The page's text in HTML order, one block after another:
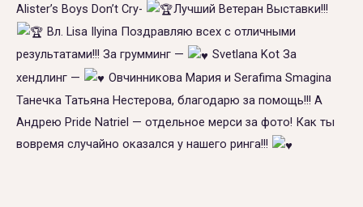
Alister’s Boys Don’t Cry-
Лучший Ветеран Выставки!!!
Вл. Lisa Ilyina Поздравляю всех с отличными
результатами!!! За грумминг —
Svetlana Kot За
хендлинг —
Овчинникова Мария и Serafima Smagina
Танечка Татьяна Нестерова, благодарю за помощь!!! А
Андрею Pride Natriel — отдельное мерси за фото! Как ты
вовремя случайно оказался у нашего ринга!!!